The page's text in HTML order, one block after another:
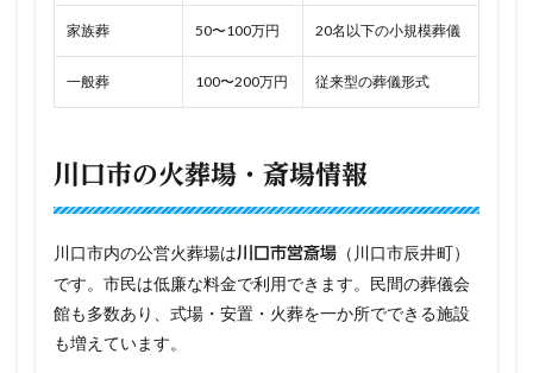
家族葬 50〜100万円 20名以下の小規模葬儀
一般葬 100〜200万円 従来型の葬儀形式
川口市の火葬場・斎場情報
川口市内の公営火葬場は川口市営斎場
（川口市辰井町）
です。市民は低廉な料金で利用できます。民間の葬儀会
館も多数あり、式場・安置・火葬を一か所でできる施設
も増えています。